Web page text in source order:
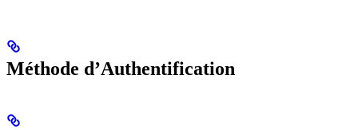
Méthode d’Authentification